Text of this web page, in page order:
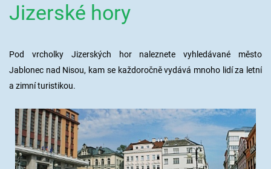
Jizerské hory
Pod vrcholky Jizerských hor naleznete vyhledávané město
Jablonec nad Nisou, kam se každoročně vydává mnoho lidí za letní
a zimní turistikou.